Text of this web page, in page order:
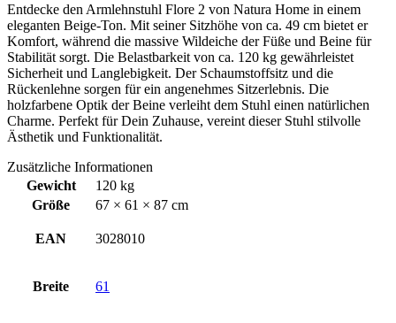
Entdecke den Armlehnstuhl Flore 2 von Natura Home in einem
eleganten Beige-Ton. Mit seiner Sitzhöhe von ca. 49 cm bietet er
Komfort, während die massive Wildeiche der Füße und Beine für
Stabilität sorgt. Die Belastbarkeit von ca. 120 kg gewährleistet
Sicherheit und Langlebigkeit. Der Schaumstoffsitz und die
Rückenlehne sorgen für ein angenehmes Sitzerlebnis. Die
holzfarbene Optik der Beine verleiht dem Stuhl einen natürlichen
Charme. Perfekt für Dein Zuhause, vereint dieser Stuhl stilvolle
Ästhetik und Funktionalität.
Zusätzliche Informationen
Gewicht
120 kg
Größe
67 × 61 × 87 cm
EAN 3028010
Breite 61